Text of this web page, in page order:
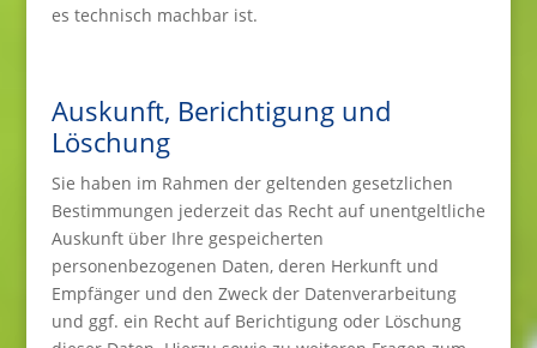
es technisch machbar ist.
Auskunft, Berichtigung und
Löschung
Sie haben im Rahmen der geltenden gesetzlichen
Bestimmungen jederzeit das Recht auf unentgeltliche
Auskunft über Ihre gespeicherten
personenbezogenen Daten, deren Herkunft und
Empfänger und den Zweck der Datenverarbeitung
und ggf. ein Recht auf Berichtigung oder Löschung